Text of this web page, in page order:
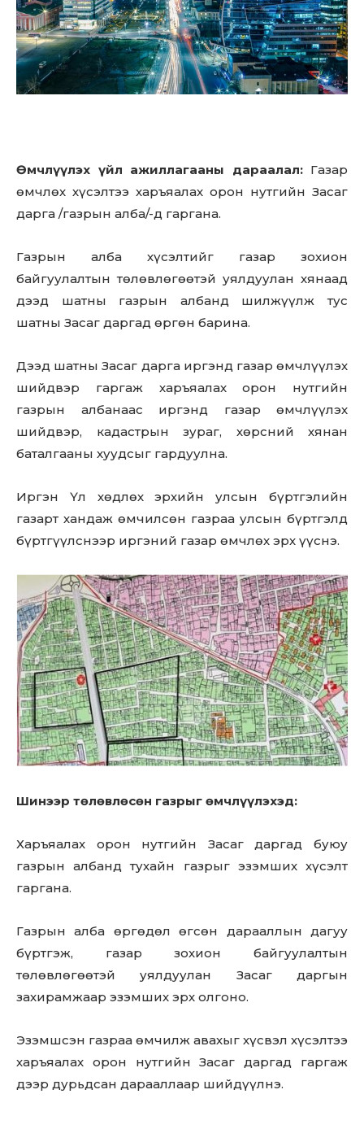
Өмчлүүлэх үйл ажиллагааны дараалал: Газар
өмчлөх хүсэлтээ харъяалах орон нутгийн Засаг
дарга /газрын алба/-д гаргана.
Газрын алба хүсэлтийг газар зохион
байгуулалтын төлөвлөгөөтэй уялдуулан хянаад
дээд шатны газрын албанд шилжүүлж тус
шатны Засаг даргад өргөн барина.
Дээд шатны Засаг дарга иргэнд газар өмчлүүлэх
шийдвэр гаргаж харъяалах орон нутгийн
газрын албанаас иргэнд газар өмчлүүлэх
шийдвэр, кадастрын зураг, хөрсний хянан
баталгааны хуудсыг гардуулна.
Иргэн Үл хөдлөх эрхийн улсын бүртгэлийн
газарт хандаж өмчилсөн газраа улсын бүртгэлд
бүртгүүлснээр иргэний газар өмчлөх эрх үүснэ.
Шинээр төлөвлөсөн газрыг өмчлүүлэхэд:
Харъяалах орон нутгийн Засаг даргад буюу
газрын албанд тухайн газрыг эзэмших хүсэлт
гаргана.
Газрын алба өргөдөл өгсөн дарааллын дагуу
бүртгэж, газар зохион байгуулалтын
төлөвлөгөөтэй уялдуулан Засаг даргын
захирамжаар эзэмших эрх олгоно.
Эзэмшсэн газраа өмчилж авахыг хүсвэл хүсэлтээ
харъяалах орон нутгийн Засаг даргад гаргаж
дээр дурьдсан дарааллаар шийдүүлнэ.